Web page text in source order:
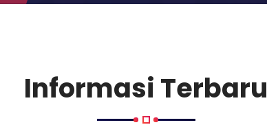
Informasi Terbaru